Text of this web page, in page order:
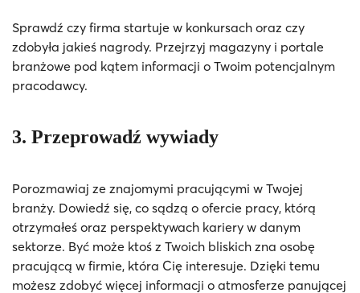
Sprawdź czy firma startuje w konkursach oraz czy
zdobyła jakieś nagrody. Przejrzyj magazyny i portale
branżowe pod kątem informacji o Twoim potencjalnym
pracodawcy.
3. Przeprowadź wywiady
Porozmawiaj ze znajomymi pracującymi w Twojej
branży. Dowiedź się, co sądzą o ofercie pracy, którą
otrzymałeś oraz perspektywach kariery w danym
sektorze. Być może ktoś z Twoich bliskich zna osobę
pracującą w firmie, która Cię interesuje. Dzięki temu
możesz zdobyć więcej informacji o atmosferze panującej